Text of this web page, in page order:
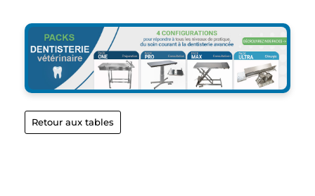
Retour aux tables